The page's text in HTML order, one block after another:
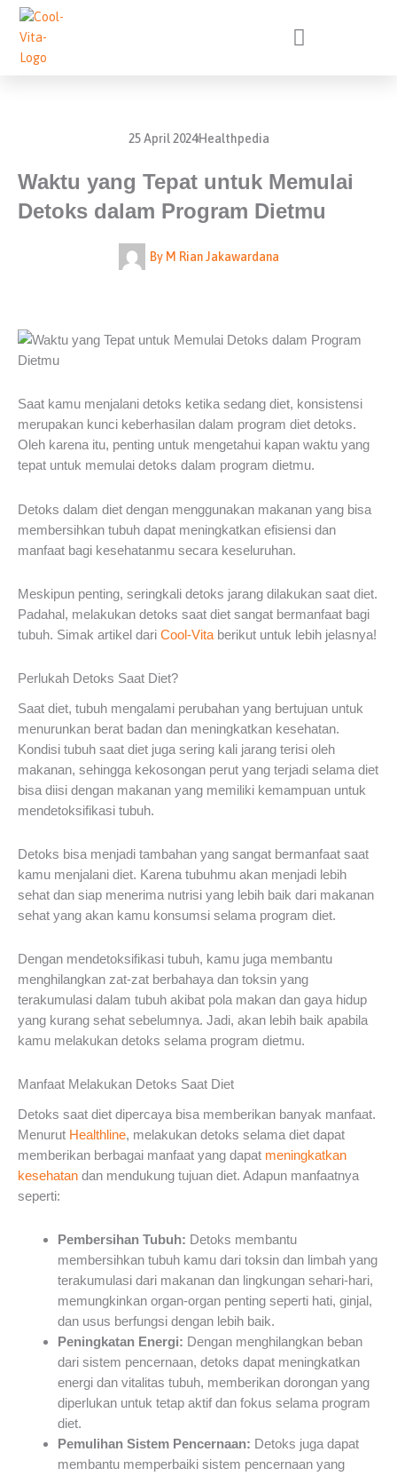
Lewati
konten
25 April 2024Healthpedia
Waktu yang Tepat untuk Memulai
Detoks dalam Program Dietmu
ByM Rian Jakawardana
Saat kamu menjalani detoks ketika sedang diet, konsistensi
merupakan kunci keberhasilan dalam program diet detoks.
Oleh karena itu, penting untuk mengetahui kapan waktu yang
tepat untuk memulai detoks dalam program dietmu.
Detoks dalam diet dengan menggunakan makanan yang bisa
membersihkan tubuh dapat meningkatkan efisiensi dan
manfaat bagi kesehatanmu secara keseluruhan.
Meskipun penting, seringkali detoks jarang dilakukan saat diet.
Padahal, melakukan detoks saat diet sangat bermanfaat bagi
tubuh. Simak artikel dari Cool-Vita berikut untuk lebih jelasnya!
Perlukah Detoks Saat Diet?
Saat diet, tubuh mengalami perubahan yang bertujuan untuk
menurunkan berat badan dan meningkatkan kesehatan.
Kondisi tubuh saat diet juga sering kali jarang terisi oleh
makanan, sehingga kekosongan perut yang terjadi selama diet
bisa diisi dengan makanan yang memiliki kemampuan untuk
mendetoksifikasi tubuh.
Detoks bisa menjadi tambahan yang sangat bermanfaat saat
kamu menjalani diet. Karena tubuhmu akan menjadi lebih
sehat dan siap menerima nutrisi yang lebih baik dari makanan
sehat yang akan kamu konsumsi selama program diet.
Dengan mendetoksifikasi tubuh, kamu juga membantu
menghilangkan zat-zat berbahaya dan toksin yang
terakumulasi dalam tubuh akibat pola makan dan gaya hidup
yang kurang sehat sebelumnya. Jadi, akan lebih baik apabila
kamu melakukan detoks selama program dietmu.
Manfaat Melakukan Detoks Saat Diet
Detoks saat diet dipercaya bisa memberikan banyak manfaat.
Menurut Healthline, melakukan detoks selama diet dapat
memberikan berbagai manfaat yang dapat meningkatkan
kesehatan dan mendukung tujuan diet. Adapun manfaatnya
seperti:
Pembersihan Tubuh: Detoks membantu
membersihkan tubuh kamu dari toksin dan limbah yang
terakumulasi dari makanan dan lingkungan sehari-hari,
memungkinkan organ-organ penting seperti hati, ginjal,
dan usus berfungsi dengan lebih baik.
Peningkatan Energi: Dengan menghilangkan beban
dari sistem pencernaan, detoks dapat meningkatkan
energi dan vitalitas tubuh, memberikan dorongan yang
diperlukan untuk tetap aktif dan fokus selama program
diet.
Pemulihan Sistem Pencernaan: Detoks juga dapat
membantu memperbaiki sistem pencernaan yang